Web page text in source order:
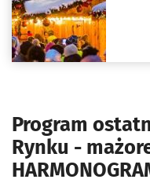
Program
Rynku -